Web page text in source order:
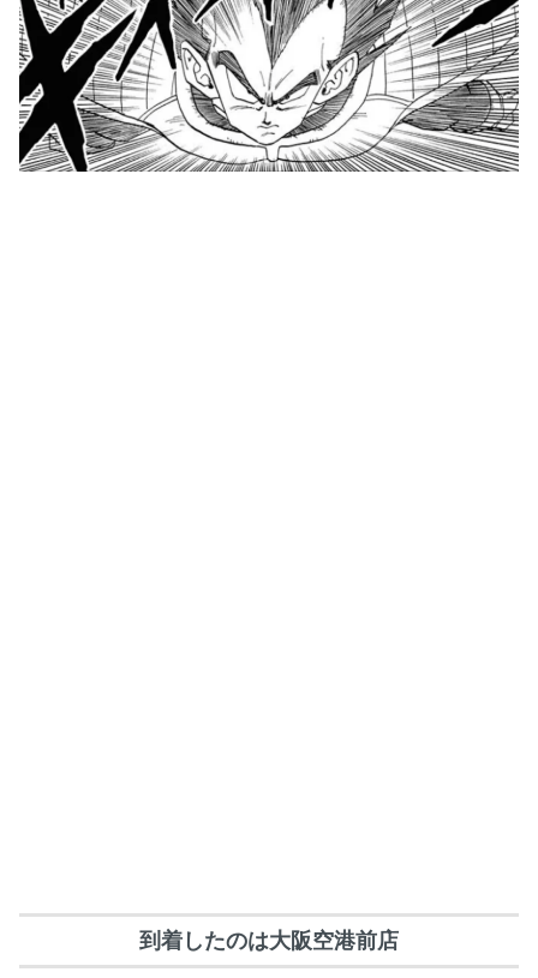
到着したのは大阪空港前店